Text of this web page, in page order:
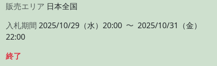
販売エリア 日本全国
入札期間 2025/10/29（水）20:00 〜 2025/10/31（金）
22:00
終了